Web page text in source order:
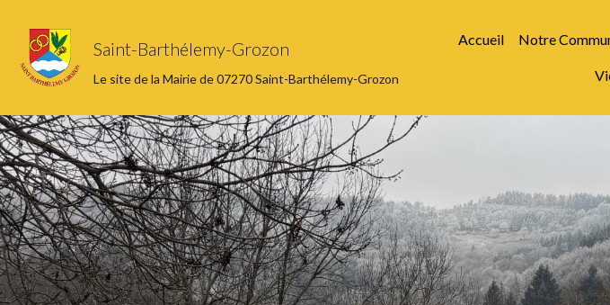
Saint-Barthélemy-Grozon
Le site de la Mairie de 07270 Saint-Barthélemy-Grozon
Accueil Notre